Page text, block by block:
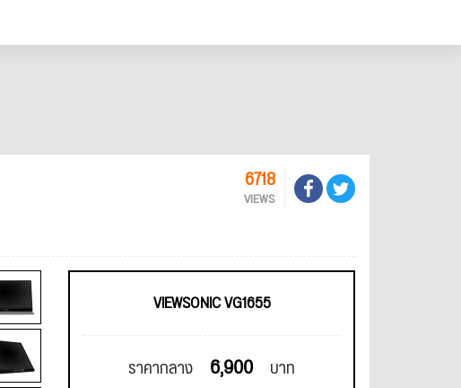
6718
VIEWS
VIEWSONIC VG1655
ราคากลาง 6,900 บาท